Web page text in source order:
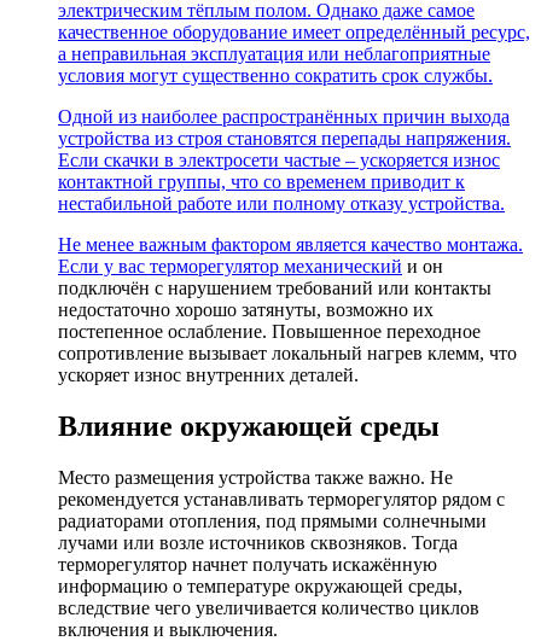
электрическим тёплым полом. Однако даже самое
качественное оборудование имеет определённый ресурс,
а неправильная эксплуатация или неблагоприятные
условия могут существенно сократить срок службы.
Одной из наиболее распространённых причин выхода
устройства из строя становятся перепады напряжения.
Если скачки в электросети частые – ускоряется износ
контактной группы, что со временем приводит к
нестабильной работе или полному отказу устройства.
Не менее важным фактором является качество монтажа.
Если у вас терморегулятор механический и он
подключён с нарушением требований или контакты
недостаточно хорошо затянуты, возможно их
постепенное ослабление. Повышенное переходное
сопротивление вызывает локальный нагрев клемм, что
ускоряет износ внутренних деталей.
Влияние окружающей среды
Место размещения устройства также важно. Не
рекомендуется устанавливать терморегулятор рядом с
радиаторами отопления, под прямыми солнечными
лучами или возле источников сквозняков. Тогда
терморегулятор начнет получать искажённую
информацию о температуре окружающей среды,
вследствие чего увеличивается количество циклов
включения и выключения.